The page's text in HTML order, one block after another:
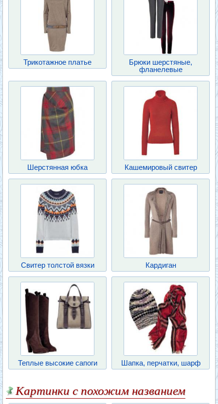
Трикотажное платье
Брюки шерстяные,
фланелевые
Шерстянная юбка Кашемировый свитер
Свитер толстой вязки Кардиган
Теплые высокие сапоги Шапка, перчатки, шарф
Картинки с похожим названием